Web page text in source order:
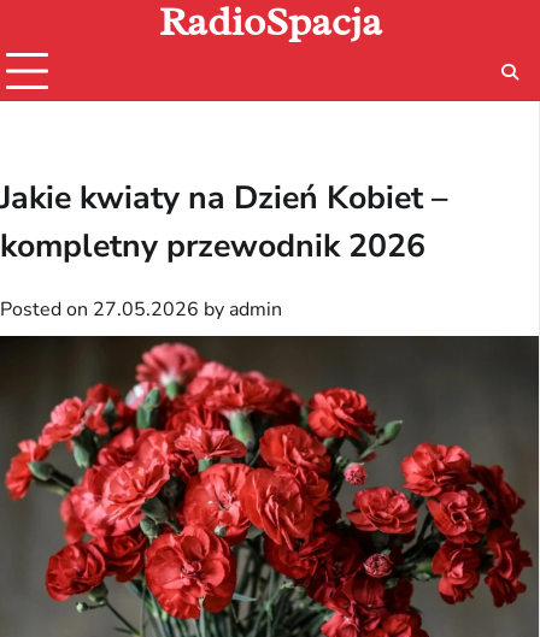
content
RadioSpacja
Jakie kwiaty na Dzień Kobiet –
kompletny przewodnik 2026
Posted on 27.05.2026 by admin